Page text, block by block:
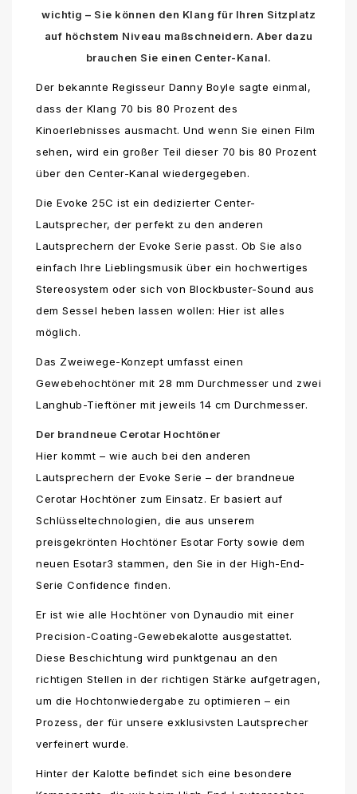
wichtig – Sie können den Klang für Ihren Sitzplatz
auf höchstem Niveau maßschneidern. Aber dazu
brauchen Sie einen Center-Kanal.
Der bekannte Regisseur Danny Boyle sagte einmal,
dass der Klang 70 bis 80 Prozent des
Kinoerlebnisses ausmacht. Und wenn Sie einen Film
sehen, wird ein großer Teil dieser 70 bis 80 Prozent
über den Center-Kanal wiedergegeben.
Die Evoke 25C ist ein dedizierter Center-
Lautsprecher, der perfekt zu den anderen
Lautsprechern der Evoke Serie passt. Ob Sie also
einfach Ihre Lieblingsmusik über ein hochwertiges
Stereosystem oder sich von Blockbuster-Sound aus
dem Sessel heben lassen wollen: Hier ist alles
möglich.
Das Zweiwege-Konzept umfasst einen
Gewebehochtöner mit 28 mm Durchmesser und zwei
Langhub-Tieftöner mit jeweils 14 cm Durchmesser.
Der brandneue Cerotar Hochtöner
Hier kommt – wie auch bei den anderen
Lautsprechern der Evoke Serie – der brandneue
Cerotar Hochtöner zum Einsatz. Er basiert auf
Schlüsseltechnologien, die aus unserem
preisgekrönten Hochtöner Esotar Forty sowie dem
neuen Esotar3 stammen, den Sie in der High-End-
Serie Confidence finden.
Er ist wie alle Hochtöner von Dynaudio mit einer
Precision-Coating-Gewebekalotte ausgestattet.
Diese Beschichtung wird punktgenau an den
richtigen Stellen in der richtigen Stärke aufgetragen,
um die Hochtonwiedergabe zu optimieren – ein
Prozess, der für unsere exklusivsten Lautsprecher
verfeinert wurde.
Hinter der Kalotte befindet sich eine besondere